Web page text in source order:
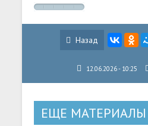
Назад
12.06.2026 - 10:25
ЕЩЕ МАТЕРИАЛЫ